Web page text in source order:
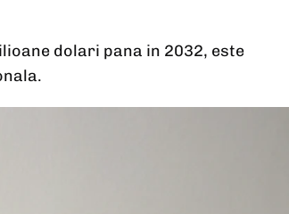
dolari pana in 2032, este